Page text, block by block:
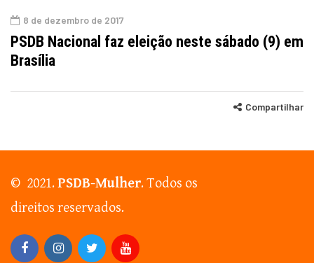
8 de dezembro de 2017
PSDB Nacional faz eleição neste sábado (9) em
Brasília
Compartilhar
© 2021.PSDB-Mulher. Todos os
direitos reservados.